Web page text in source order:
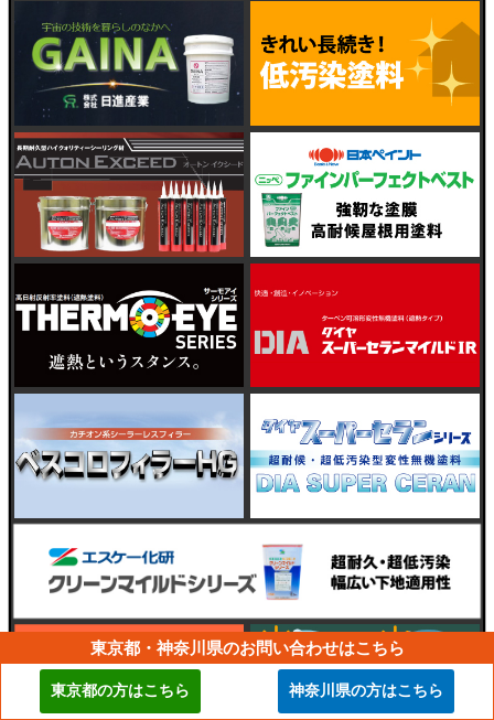
東京都・神奈川県のお問い合わせはこちら
東京都の方はこちら 神奈川県の方はこちら